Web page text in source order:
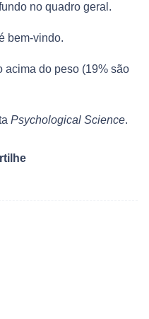
no quadro geral.
bem-vindo.
acima do peso (19% são
Psychological Science.